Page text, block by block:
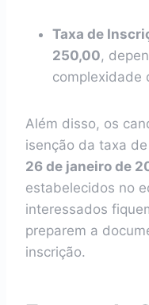
Taxa de
250,00,
complexidade
Além disso, os
isenção da taxa
26 de janeiro de
estabelecidos no
interessados
preparem a
inscrição.